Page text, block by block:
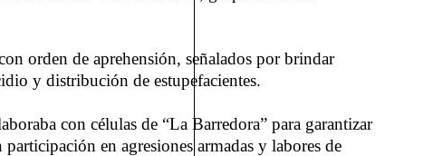
orden de aprehensión, señalados por brindar
y distribución de estupefacientes.
con células de “La Barredora” para garantizar
en agresiones armadas y labores de